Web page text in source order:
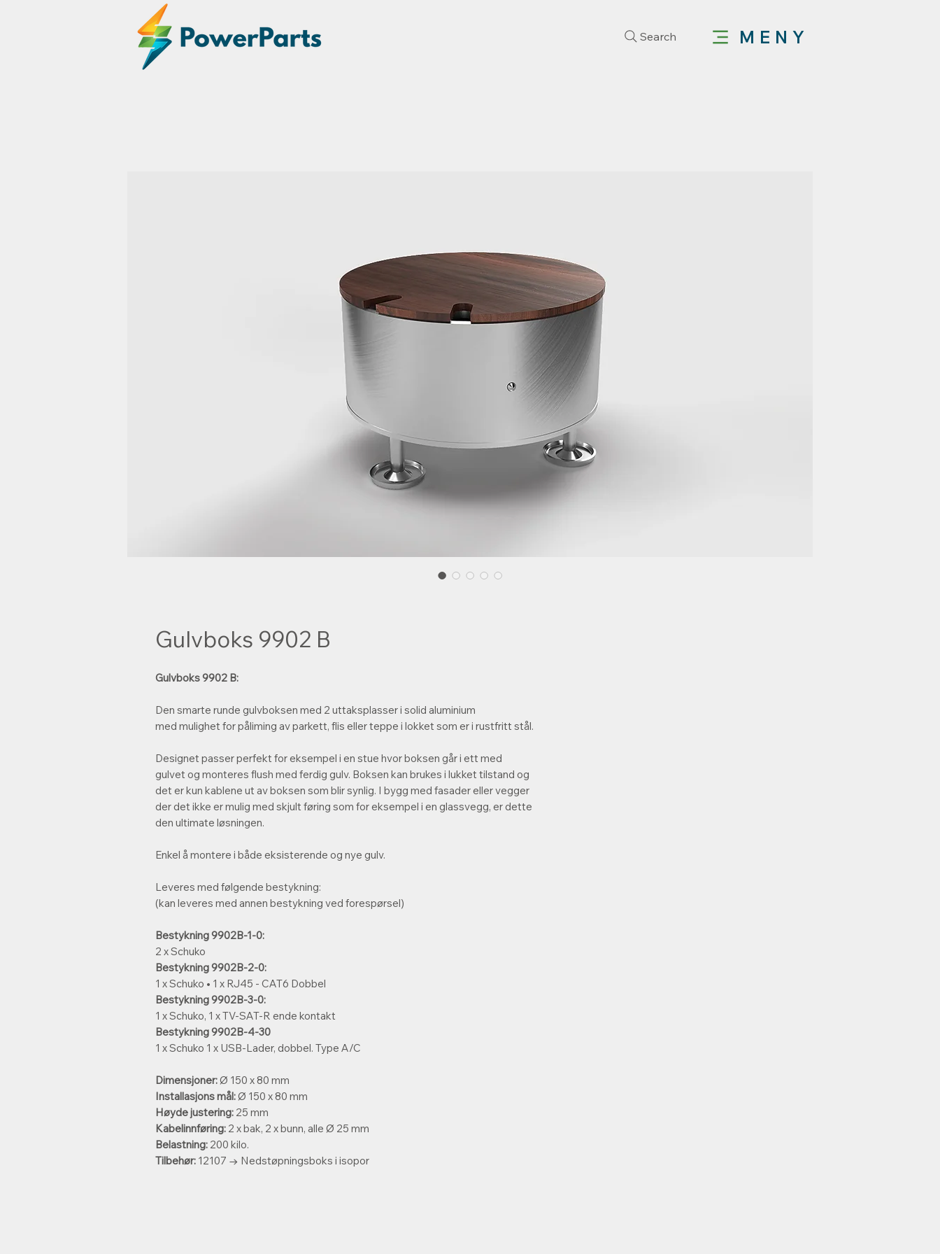
Search MENY
Gulvboks 9902 B
Gulvboks 9902 B:
Den smarte runde gulvboksen med 2 uttaksplasser i solid aluminium
med mulighet for påliming av parkett, flis eller teppe i lokket som er i rustfritt stål.
Designet passer perfekt for eksempel i en stue hvor boksen går i ett med
gulvet og monteres flush med ferdig gulv. Boksen kan brukes i lukket tilstand og
det er kun kablene ut av boksen som blir synlig. I bygg med fasader eller vegger
der det ikke er mulig med skjult føring som for eksempel i en glassvegg, er dette
den ultimate løsningen.
Enkel å montere i både eksisterende og nye gulv.
Leveres med følgende bestykning:
(kan leveres med annen bestykning ved forespørsel)
Bestykning 9902B-1-0:
2 x Schuko
Bestykning 9902B-2-0:
1 x Schuko • 1 x RJ45 - CAT6 Dobbel
Bestykning 9902B-3-0:
1 x Schuko, 1 x TV-SAT-R ende kontakt
Bestykning 9902B-4-30
1 x Schuko 1 x USB-Lader, dobbel. Type A/C
Dimensjoner:Ø 150 x 80 mm
Installasjons mål:Ø 150 x 80 mm
Høyde justering: 25 mm
Kabelinnføring: 2 x bak, 2 x bunn, alle Ø 25 mm
Belastning: 200 kilo.
Tilbehør: 12107 → Nedstøpningsboks i isopor